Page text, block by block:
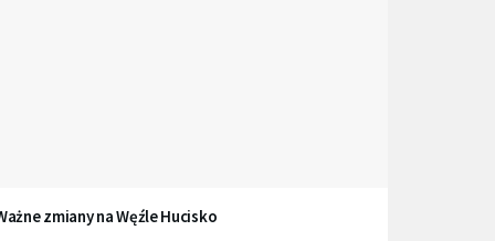
zmiany na Węźle Hucisko